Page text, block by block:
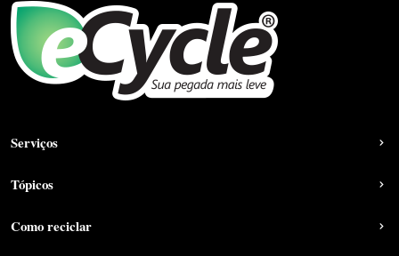
Serviços
Tópicos
Como reciclar